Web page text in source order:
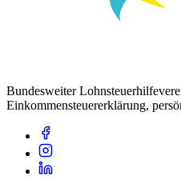
Bundesweiter
Einkommensteuererklärung,